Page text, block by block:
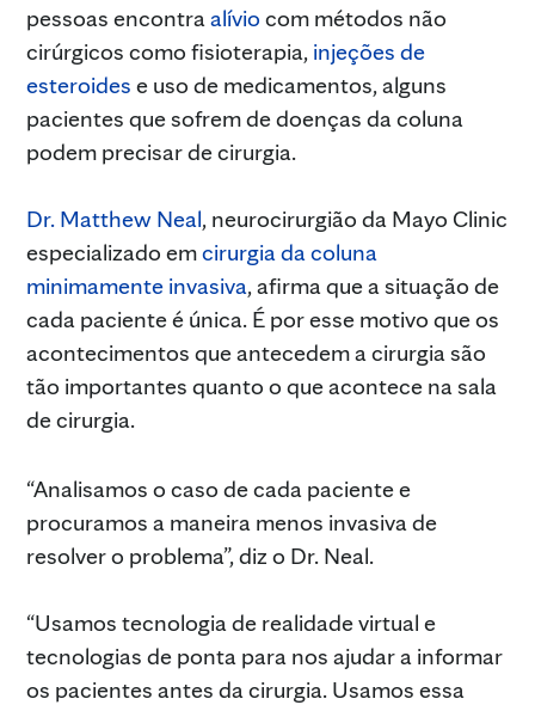
pessoas encontra alívio com métodos não
cirúrgicos como fisioterapia, injeções de
esteroides e uso de medicamentos, alguns
pacientes que sofrem de doenças da coluna
podem precisar de cirurgia.
Dr. Matthew Neal, neurocirurgião da Mayo Clinic
especializado emcirurgia da coluna
minimamente invasiva, afirma que a situação de
cada paciente é única. É por esse motivo que os
acontecimentos que antecedem a cirurgia são
tão importantes quanto o que acontece na sala
de cirurgia.
“Analisamos o caso de cada paciente e
procuramos a maneira menos invasiva de
resolver o problema”, diz o Dr. Neal.
“Usamos tecnologia de realidade virtual e
tecnologias de ponta para nos ajudar a informar
os pacientes antes da cirurgia. Usamos essa